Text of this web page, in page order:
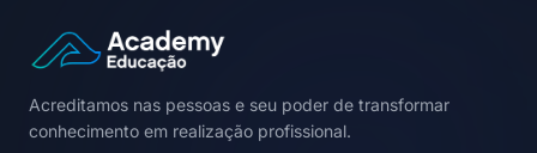
Acreditamos nas pessoas e seu poder de transformar
conhecimento em realização profissional.